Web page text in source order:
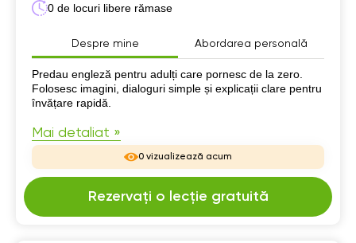
0 de locuri libere rămase
Despre mine Abordarea personală
Despre mine
Predau engleză pentru adulți care pornesc de la zero.
Folosesc imagini, dialoguri simple și explicații clare pentru
învățare rapidă.
Mai detaliat »
0 vizualizează acum
Rezervați o lecție gratuită